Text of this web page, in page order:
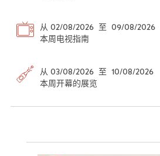
从 02/08/2026 至 09/08/2026
本周电视指南
从 03/08/2026 至 10/08/2026
本周开幕的展览